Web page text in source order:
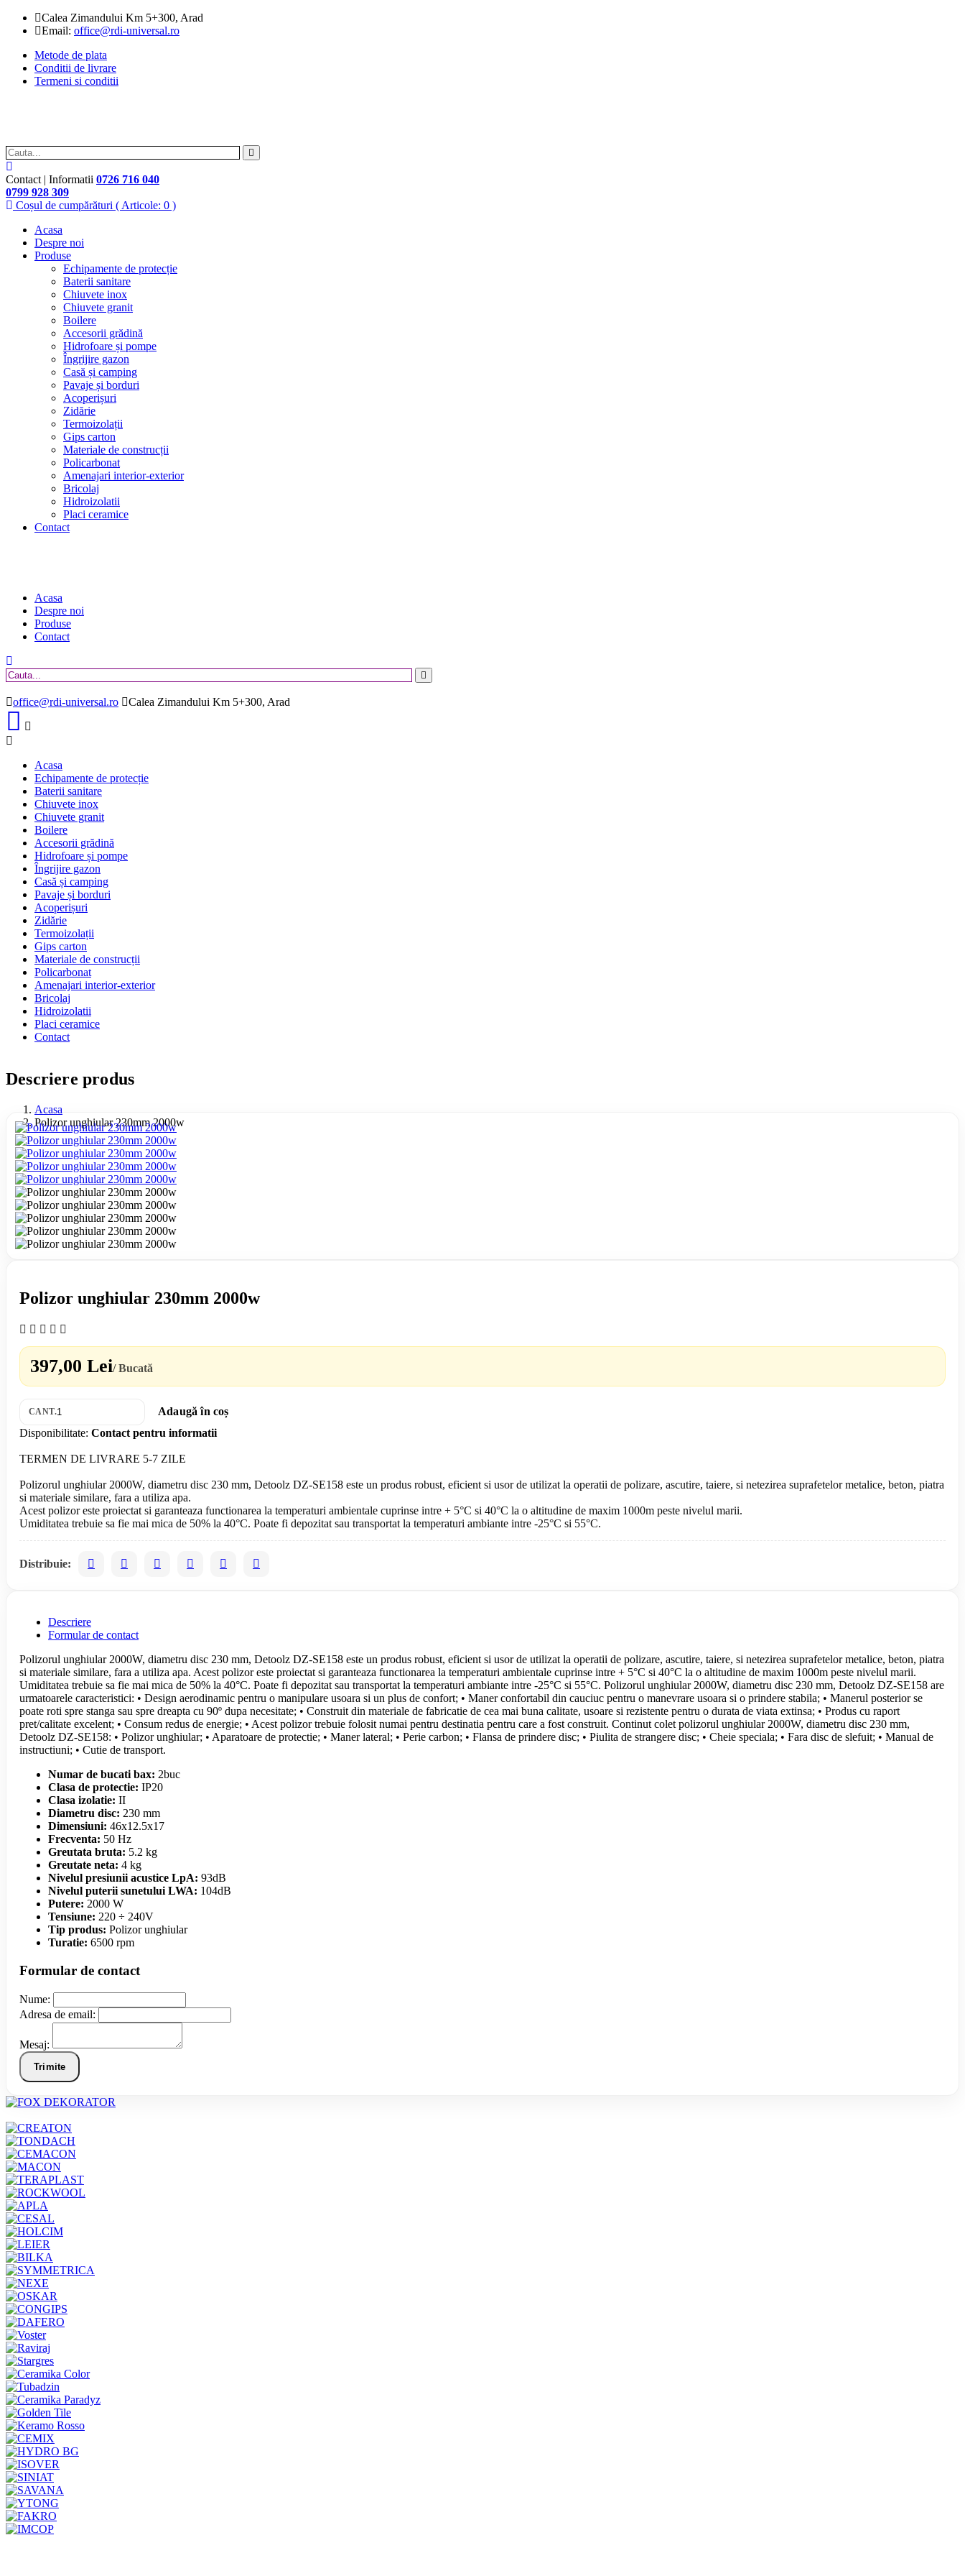
Calea Zimandului Km 5+300, Arad
Email: office@rdi-universal.ro
Metode de plata
Conditii de livrare
Termeni si conditii
Contact | Informatii 0726 716 040
0799 928 309
Coșul de cumpărături ( Articole: 0 )
Acasa
Despre noi
Produse
Echipamente de protecție
Baterii sanitare
Chiuvete inox
Chiuvete granit
Boilere
Accesorii grădină
Hidrofoare și pompe
Îngrijire gazon
Casă și camping
Pavaje și borduri
Acoperișuri
Zidărie
Termoizolații
Gips carton
Materiale de construcții
Policarbonat
Amenajari interior-exterior
Bricolaj
Hidroizolatii
Placi ceramice
Contact
Acasa
Despre noi
Produse
Contact
office@rdi-universal.ro Calea Zimandului Km 5+300, Arad
Acasa
Echipamente de protecție
Baterii sanitare
Chiuvete inox
Chiuvete granit
Boilere
Accesorii grădină
Hidrofoare și pompe
Îngrijire gazon
Casă și camping
Pavaje și borduri
Acoperișuri
Zidărie
Termoizolații
Gips carton
Materiale de construcții
Policarbonat
Amenajari interior-exterior
Bricolaj
Hidroizolatii
Placi ceramice
Contact
Descriere produs
Acasa
Polizor unghiular 230mm 2000w
Polizor unghiular 230mm 2000w
397,00 Lei/ Bucată
CANT.
Adaugă în coș
Disponibilitate: Contact pentru informatii
TERMEN DE LIVRARE 5-7 ZILE
Polizorul unghiular 2000W, diametru disc 230 mm, Detoolz DZ-SE158 este un produs robust, eficient si usor de utilizat la operatii de polizare, ascutire, taiere, si netezirea suprafetelor metalice, beton, piatra
si materiale similare, fara a utiliza apa.
Acest polizor este proiectat si garanteaza functionarea la temperaturi ambientale cuprinse intre + 5°C si 40°C la o altitudine de maxim 1000m peste nivelul marii.
Distribuie:
Descriere
Formular de contact
Polizorul unghiular 2000W, diametru disc 230 mm, Detoolz DZ-SE158 este un produs robust, eficient si usor de utilizat la operatii de polizare, ascutire, taiere, si netezirea suprafetelor metalice, beton, piatra
si materiale similare, fara a utiliza apa. Acest polizor este proiectat si garanteaza functionarea la temperaturi ambientale cuprinse intre + 5°C si 40°C la o altitudine de maxim 1000m peste nivelul marii.
Umiditatea trebuie sa fie mai mica de 50% la 40°C. Poate fi depozitat sau transportat la temperaturi ambiante intre -25°C si 55°C. Polizorul unghiular 2000W, diametru disc 230 mm, Detoolz DZ-SE158 are
urmatoarele caracteristici: • Design aerodinamic pentru o manipulare usoara si un plus de confort; • Maner confortabil din cauciuc pentru o manevrare usoara si o prindere stabila; • Manerul posterior se
poate roti spre stanga sau spre dreapta cu 90º dupa necesitate; • Construit din materiale de fabricatie de cea mai buna calitate, usoare si rezistente pentru o durata de viata extinsa; • Produs cu raport
pret/calitate excelent; • Consum redus de energie; • Acest polizor trebuie folosit numai pentru destinatia pentru care a fost construit. Continut colet polizorul unghiular 2000W, diametru disc 230 mm,
Detoolz DZ-SE158: • Polizor unghiular; • Aparatoare de protectie; • Maner lateral; • Perie carbon; • Flansa de prindere disc; • Piulita de strangere disc; • Cheie speciala; • Fara disc de slefuit; • Manual de
instructiuni; • Cutie de transport.
Numar de bucati bax: 2buc
Clasa de protectie: IP20
Clasa izolatie: II
Diametru disc: 230 mm
Dimensiuni: 46x12.5x17
Frecventa: 50 Hz
Greutata bruta: 5.2 kg
Greutate neta: 4 kg
Nivelul presiunii acustice LpA: 93dB
Nivelul puterii sunetului LWA: 104dB
Putere: 2000 W
Tensiune: 220 ÷ 240V
Tip produs: Polizor unghiular
Turatie: 6500 rpm
Formular de contact
Nume:
Adresa de email:
Mesaj:
Trimite